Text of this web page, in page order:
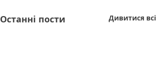
Останні пости Дивитися всі